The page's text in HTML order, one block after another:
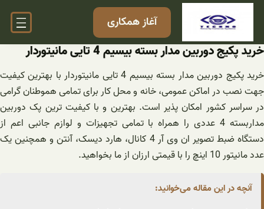
رفتن
آغاز همکاری
خرید پکیج دوربین مدار بسته بیسیم 4 تایی مانیتوردار
خرید پکیج دوربین مدار بسته بیسیم 4 تایی مانیتوردار با بهترین کیفیت
جهت نصب در اماکن عمومی، خانه و محل کار برای تمامی هموطنان گرامی
در سراسر کشور امکان پذیر است. بهترین و با کیفیت ترین پک دوربین
مداربسته 4 عددی را همراه با تمامی تجهیزات و لوازم جانبی اعم از
دستگاه ضبط تصویر ان وی آر 4 کانال، هارد دیسک، آنتن و همچنین یک
عدد مانیتور 10 اینچ را با قیمتی ارزان از ما بخواهید.
آنچه در این مقاله می‌خوانید: